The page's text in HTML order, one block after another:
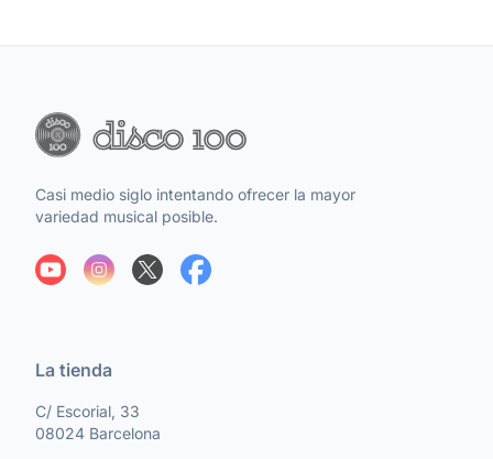
Casi medio siglo intentando ofrecer la mayor
variedad musical posible.
La tienda
C/ Escorial, 33
08024 Barcelona